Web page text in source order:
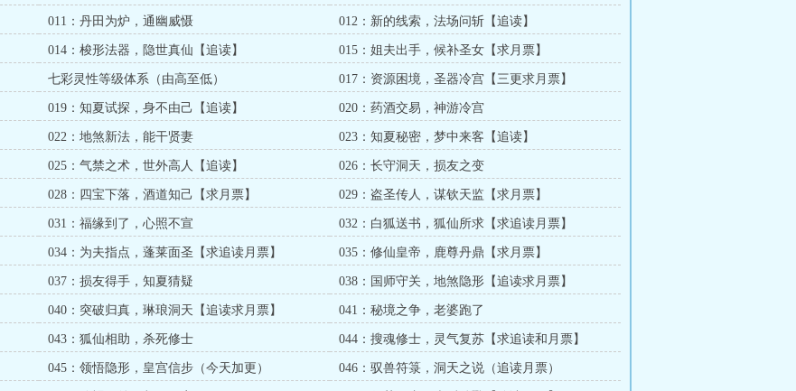
011：丹田为炉，通幽威慑 012：新的线索，法场问斩【追读】
014：梭形法器，隐世真仙【追读】 015：姐夫出手，候补圣女【求月票】
七彩灵性等级体系（由高至低） 017：资源困境，圣器冷宫【三更求月票】
019：知夏试探，身不由己【追读】 020：药酒交易，神游冷宫
022：地煞新法，能干贤妻 023：知夏秘密，梦中来客【追读】
025：气禁之术，世外高人【追读】 026：长守洞天，损友之变
028：四宝下落，酒道知己【求月票】 029：盗圣传人，谋钦天监【求月票】
031：福缘到了，心照不宣 032：白狐送书，狐仙所求【求追读月票】
034：为夫指点，蓬莱面圣【求追读月票】 035：修仙皇帝，鹿尊丹鼎【求月票】
037：损友得手，知夏猜疑 038：国师守关，地煞隐形【追读求月票】
040：突破归真，琳琅洞天【追读求月票】 041：秘境之争，老婆跑了
043：狐仙相助，杀死修士 044：搜魂修士，灵气复苏【求追读和月票】
045：领悟隐形，皇宫信步（今天加更） 046：驭兽符箓，洞天之说（追读月票）